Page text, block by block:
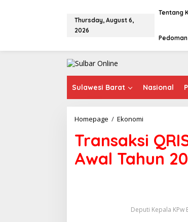
o
Thursday, August 6,
2026
Tentang
Sulawesi Barat Nasional
Homepage / Ekonomi
a
n
s
a
R
Transaksi
Awal Tahun
Deputi Kepala KPw